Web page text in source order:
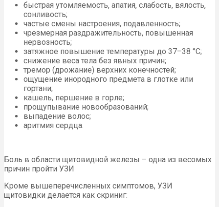
быстрая утомляемость, апатия, слабость, вялость,
сонливость;
частые смены настроения, подавленность;
чрезмерная раздражительность, повышенная
нервозность;
затяжное повышение температуры до 37–38 °С;
снижение веса тела без явных причин;
тремор (дрожание) верхних конечностей;
ощущение инородного предмета в глотке или
гортани;
кашель, першение в горле;
прощупывание новообразований;
выпадение волос;
аритмия сердца.
Боль в области щитовидной железы – одна из весомых
причин пройти УЗИ
Кроме вышеперечисленных симптомов, УЗИ
щитовидки делается как скриниг: